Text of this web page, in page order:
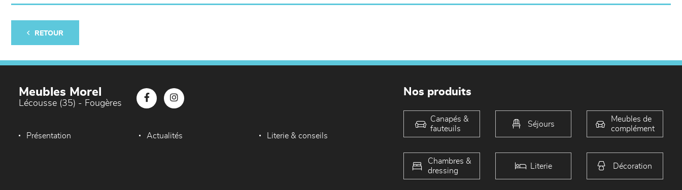
RETOUR
Meubles Morel
Lécousse (35) - Fougères
Présentation Actualités Literie & conseils
Nos produits
Canapés &
fauteuils
Séjours
Meubles de
complément
Chambres &
dressing
Literie Décoration